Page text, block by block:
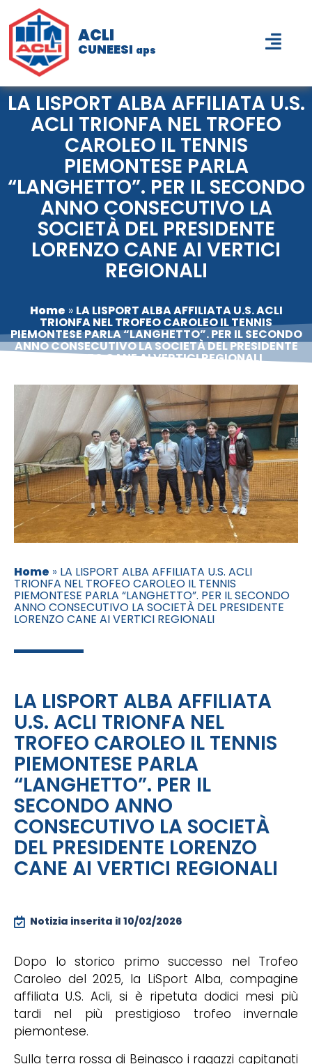
ACLI
CUNEESI aps
LA LISPORT ALBA AFFILIATA U.S.
ACLI TRIONFA NEL TROFEO
CAROLEO IL TENNIS
PIEMONTESE PARLA
“LANGHETTO”. PER IL SECONDO
ANNO CONSECUTIVO LA
SOCIETÀ DEL PRESIDENTE
LORENZO CANE AI VERTICI
REGIONALI
Home » LA LISPORT ALBA AFFILIATA U.S. ACLI
TRIONFA NEL TROFEO CAROLEO IL TENNIS
PIEMONTESE PARLA “LANGHETTO”. PER IL SECONDO
ANNO CONSECUTIVO LA SOCIETÀ DEL PRESIDENTE
LORENZO CANE AI VERTICI REGIONALI
Home » LA LISPORT ALBA AFFILIATA U.S. ACLI
TRIONFA NEL TROFEO CAROLEO IL TENNIS
PIEMONTESE PARLA “LANGHETTO”. PER IL SECONDO
ANNO CONSECUTIVO LA SOCIETÀ DEL PRESIDENTE
LORENZO CANE AI VERTICI REGIONALI
LA LISPORT ALBA AFFILIATA
U.S. ACLI TRIONFA NEL
TROFEO CAROLEO IL TENNIS
PIEMONTESE PARLA
“LANGHETTO”. PER IL
SECONDO ANNO
CONSECUTIVO LA SOCIETÀ
DEL PRESIDENTE LORENZO
CANE AI VERTICI REGIONALI
Notizia inserita il 10/02/2026
Dopo lo storico primo successo nel Trofeo
Caroleo del 2025, la LiSport Alba, compagine
affiliata U.S. Acli, si è ripetuta dodici mesi più
tardi nel più prestigioso trofeo invernale
piemontese.
Sulla terra rossa di Beinasco i ragazzi capitanati